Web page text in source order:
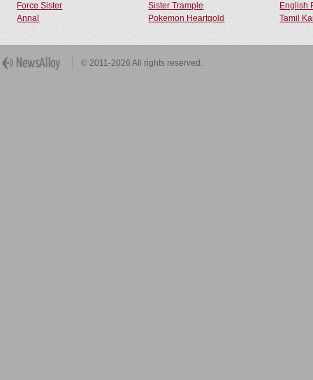
Force Sister Sister Trample
English
Annal
Pokemon Heartgold Tamil
© 2011-2026 All rights reserved.